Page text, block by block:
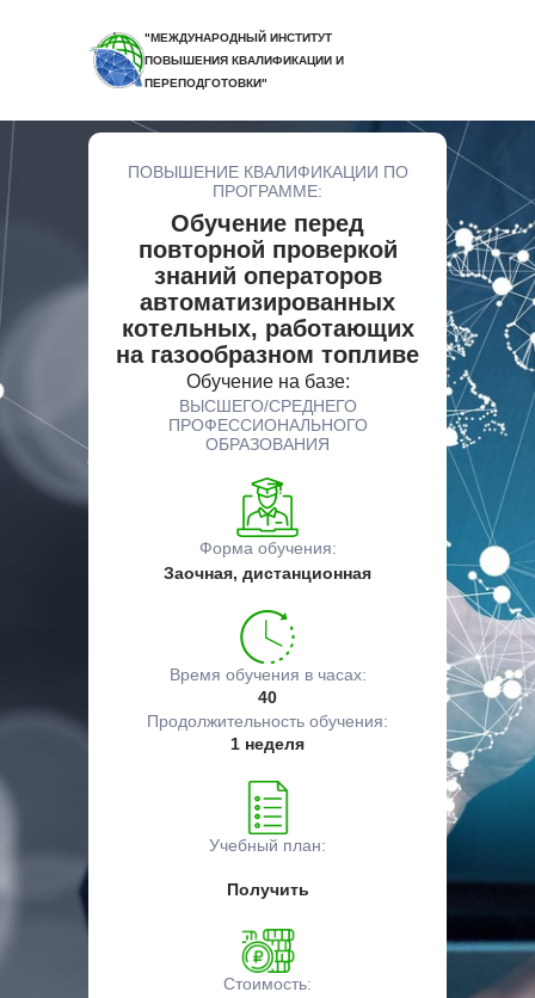
"МЕЖДУНАРОДНЫЙ ИНСТИТУТ
ПОВЫШЕНИЯ КВАЛИФИКАЦИИ И
ПЕРЕПОДГОТОВКИ"
ПОВЫШЕНИЕ КВАЛИФИКАЦИИ ПО
ПРОГРАММЕ:
Обучение перед
повторной проверкой
знаний операторов
автоматизированных
котельных, работающих
на газообразном топливе
Обучение на базе:
ВЫСШЕГО/СРЕДНЕГО
ПРОФЕССИОНАЛЬНОГО
ОБРАЗОВАНИЯ
Форма обучения:
Заочная, дистанционная
Время обучения в часах:
40
Продолжительность обучения:
1 неделя
Учебный план:
Получить
Стоимость: